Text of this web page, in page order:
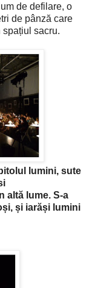
de defilare, o
de pânză care
sacru.
lumini, sute
altă lume. S-a
și iarăși lumini